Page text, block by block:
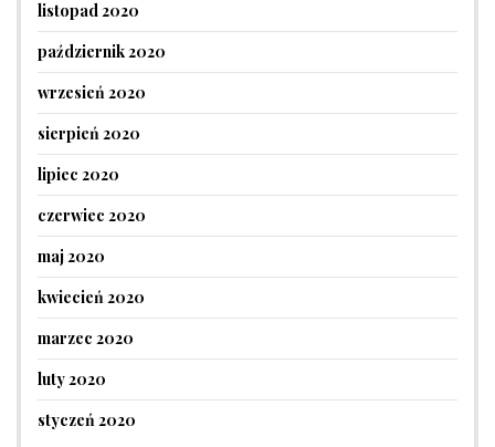
listopad 2020
październik 2020
wrzesień 2020
sierpień 2020
lipiec 2020
czerwiec 2020
maj 2020
kwiecień 2020
marzec 2020
luty 2020
styczeń 2020